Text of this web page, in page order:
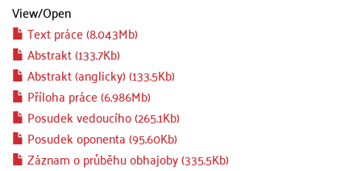
View/Open
Text práce (8.043Mb)
Abstrakt (133.7Kb)
Abstrakt (anglicky) (133.5Kb)
Příloha práce (6.986Mb)
Posudek vedoucího (265.1Kb)
Posudek oponenta (95.60Kb)
Záznam o průběhu obhajoby (335.5Kb)